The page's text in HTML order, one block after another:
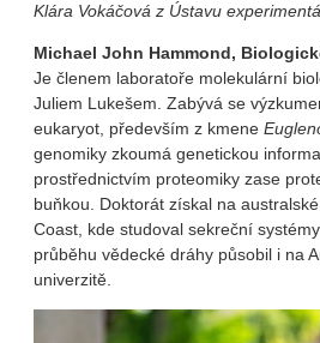
Klára Vokáčová z Ústavu
Michael John Hammond,
Je členem laboratoře molekulární
Juliem Lukešem. Zabývá se
eukaryot, především z kmene
genomiky zkoumá genetickou
prostřednictvím proteomiky zase
buňkou. Doktorát získal na
Coast, kde studoval sekreční
průběhu vědecké dráhy působil i na
univerzitě.